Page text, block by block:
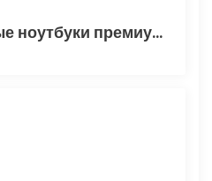
Ультрапортативные ноутбуки премиум-класса: сравнение характеристик и рекомендации по выбору